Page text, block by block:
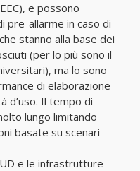
e possono
pre-allarme in caso di
stanno alla base dei
(per lo più sono il
ma lo sono
di elaborazione
d’uso. Il tempo di
lungo limitando
basate su scenari
e le infrastrutture